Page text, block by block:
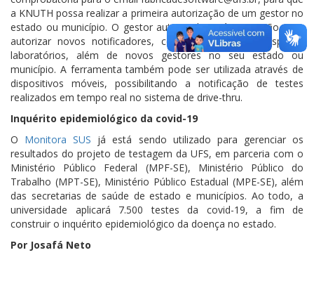
a KNUTH possa realizar a primeira autorização de um gestor no
estado ou município. O gestor autorizado terá permissão para
autorizar novos notificadores, como universidade, hospitais,
laboratórios, além de novos gestores no seu estado ou
município. A ferramenta também pode ser utilizada através de
dispositivos móveis, possibilitando a notificação de testes
realizados em tempo real no sistema de drive-thru.
Inquérito epidemiológico da covid-19
O Monitora SUS já está sendo utilizado para gerenciar os
resultados do projeto de testagem da UFS, em parceria com o
Ministério Público Federal (MPF-SE), Ministério Público do
Trabalho (MPT-SE), Ministério Público Estadual (MPE-SE), além
das secretarias de saúde de estado e municípios. Ao todo, a
universidade aplicará 7.500 testes da covid-19, a fim de
construir o inquérito epidemiológico da doença no estado.
Por Josafá Neto